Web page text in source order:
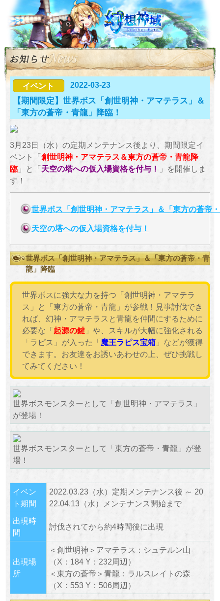
イベント 2022-03-23
【期間限定】世界ボス「創世明神・アマテラス」＆
「東方の蒼帝・青龍」降臨！
3月23日（水）の定期メンテナンス後より、期間限定イ
ベント「創世明神・アマテラス＆東方の蒼帝・青龍降
臨」と「天空の塔への仮入場資格を付与！
」を開催しま
す！
世界ボス「創世明神・アマテラス」＆「東方の蒼帝
天空の塔への仮入場資格を付与！
世界ボス「創世明神・アマテラス」＆「東方の蒼帝・青
龍」降臨
世界ボスに強大な力を持つ「創世明神・アマテラ
ス」と「東方の蒼帝・青龍」が参戦！見事討伐でき
れば、幻神・アマテラスと青龍を仲間にするために
必要な「起源の鍵」や、スキルが大幅に強化される
「ラピス」が入った「魔王ラピス宝箱」などが獲得
できます。お友達をお誘いあわせの上、ぜひ挑戦し
てみてください！
世界ボスモンスターとして「創世明神・アマテラス」
が登場！
世界ボスモンスターとして「東方の蒼帝・青龍」が登
場！
イベン
ト期間
2022.03.23（水）定期メンテナンス後 ～ 20
22.04.13（水）メンテナンス開始まで
出現時
間
討伐されてから約4時間後に出現
出現場
所
＜創世明神＞アマテラス：シュテルン山
（X：184 Y：232周辺）
＜東方の蒼帝＞青龍：ラルスレイトの森
（X：553 Y：506周辺）